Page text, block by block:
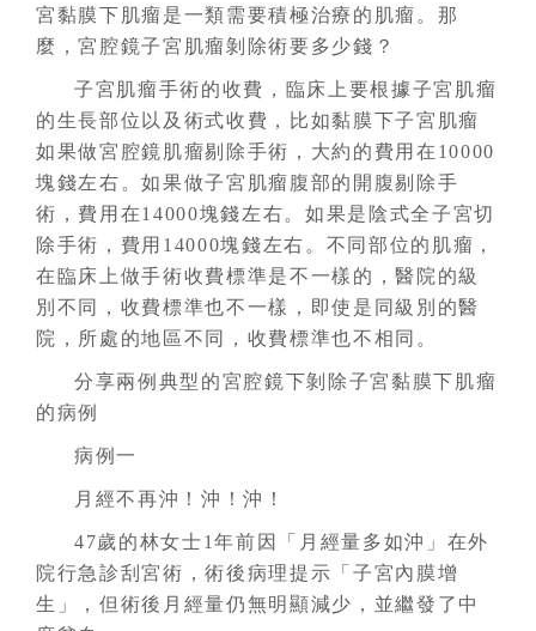
宮黏膜下肌瘤是一類需要積極治療的肌瘤。那
麼，宮腔鏡子宮肌瘤剝除術要多少錢？
子宮肌瘤手術的收費，臨床上要根據子宮肌瘤
的生長部位以及術式收費，比如黏膜下子宮肌瘤
如果做宮腔鏡肌瘤剔除手術，大約的費用在10000
塊錢左右。如果做子宮肌瘤腹部的開腹剔除手
術，費用在14000塊錢左右。如果是陰式全子宮切
除手術，費用14000塊錢左右。不同部位的肌瘤，
在臨床上做手術收費標準是不一樣的，醫院的級
別不同，收費標準也不一樣，即使是同級別的醫
院，所處的地區不同，收費標準也不相同。
分享兩例典型的宮腔鏡下剝除子宮黏膜下肌瘤
的病例
病例一
月經不再沖！沖！沖！
47歲的林女士1年前因「月經量多如沖」在外
院行急診刮宮術，術後病理提示「子宮內膜增
生」，但術後月經量仍無明顯減少，並繼發了中